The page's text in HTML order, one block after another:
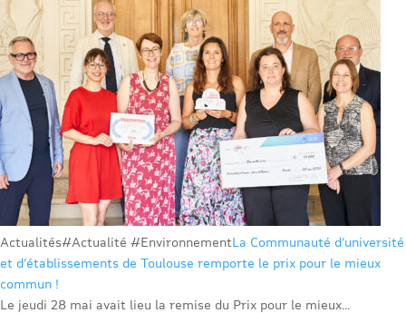
Actualités#Actualité #EnvironnementLa Communauté d’université
et d’établissements de Toulouse remporte le prix pour le mieux
commun !
Le jeudi 28 mai avait lieu la remise du Prix pour le mieux...